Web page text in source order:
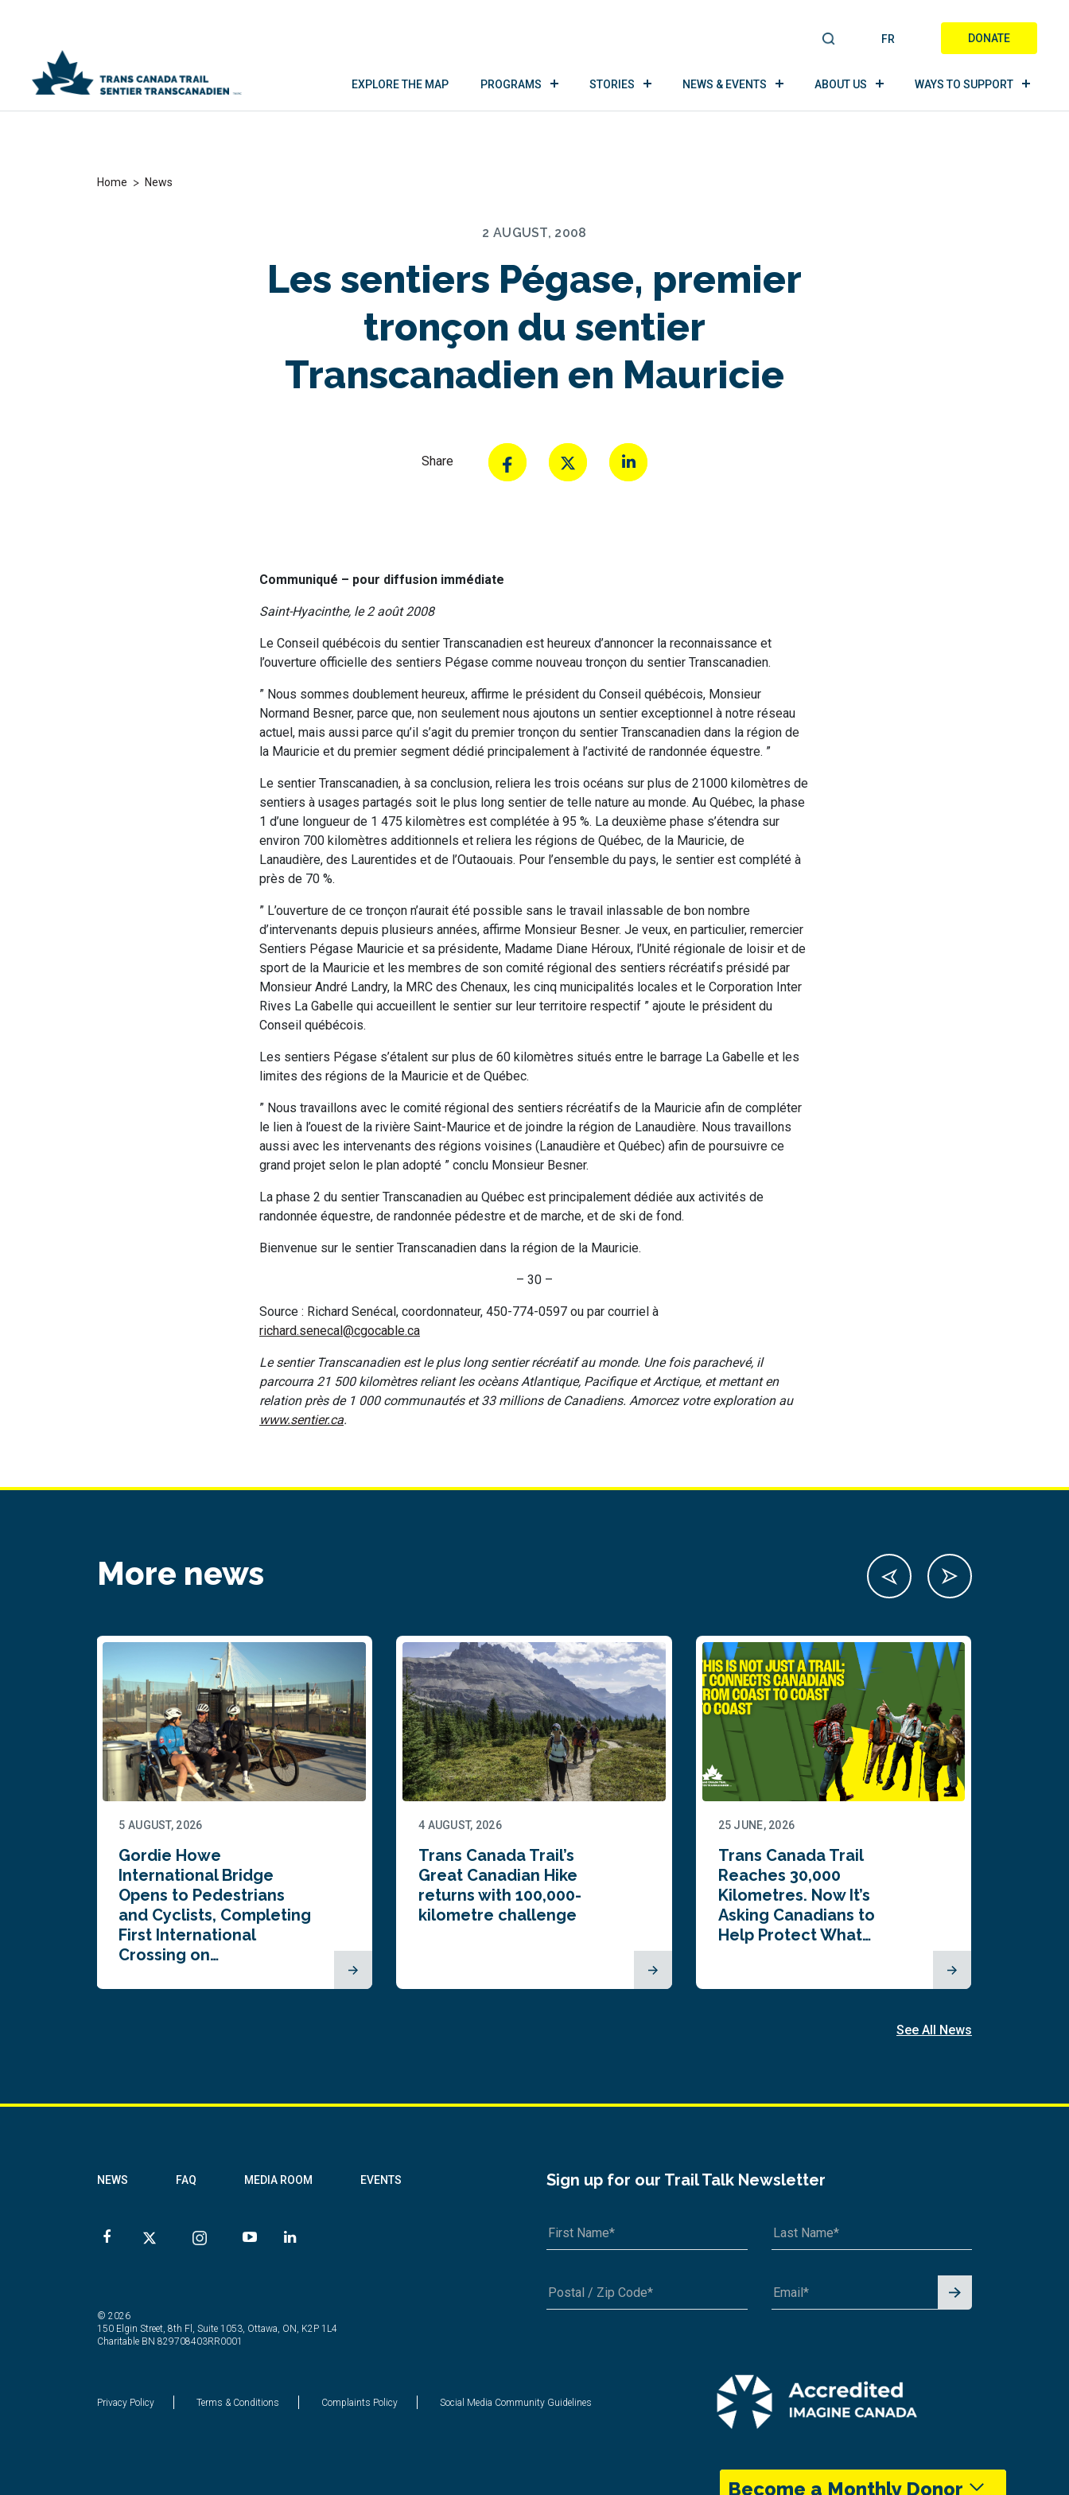
S
A
FR DONATE
EXPLORE THE MAP PROGRAMS STORIES NEWS & EVENTS ABOUT US WAYS TO SUPPORT
Home > News
2 AUGUST, 2008
Les sentiers Pégase, premier
tronçon du sentier
Transcanadien en Mauricie
Share
Communiqué – pour diffusion immédiate
Saint-Hyacinthe, le 2 août 2008
Le Conseil québécois du sentier Transcanadien est heureux d’annoncer la reconnaissance et
l’ouverture officielle des sentiers Pégase comme nouveau tronçon du sentier Transcanadien.
” Nous sommes doublement heureux, affirme le président du Conseil québécois, Monsieur
Normand Besner, parce que, non seulement nous ajoutons un sentier exceptionnel à notre réseau
actuel, mais aussi parce qu’il s’agit du premier tronçon du sentier Transcanadien dans la région de
la Mauricie et du premier segment dédié principalement à l’activité de randonnée équestre. ”
Le sentier Transcanadien, à sa conclusion, reliera les trois océans sur plus de 21000 kilomètres de
sentiers à usages partagés soit le plus long sentier de telle nature au monde. Au Québec, la phase
1 d’une longueur de 1 475 kilomètres est complétée à 95 %. La deuxième phase s’étendra sur
environ 700 kilomètres additionnels et reliera les régions de Québec, de la Mauricie, de
Lanaudière, des Laurentides et de l’Outaouais. Pour l’ensemble du pays, le sentier est complété à
près de 70 %.
” L’ouverture de ce tronçon n’aurait été possible sans le travail inlassable de bon nombre
d’intervenants depuis plusieurs années, affirme Monsieur Besner. Je veux, en particulier, remercier
Sentiers Pégase Mauricie et sa présidente, Madame Diane Héroux, l’Unité régionale de loisir et de
sport de la Mauricie et les membres de son comité régional des sentiers récréatifs présidé par
Monsieur André Landry, la MRC des Chenaux, les cinq municipalités locales et le Corporation Inter
Rives La Gabelle qui accueillent le sentier sur leur territoire respectif ” ajoute le président du
Conseil québécois.
Les sentiers Pégase s’étalent sur plus de 60 kilomètres situés entre le barrage La Gabelle et les
limites des régions de la Mauricie et de Québec.
” Nous travaillons avec le comité régional des sentiers récréatifs de la Mauricie afin de compléter
le lien à l’ouest de la rivière Saint-Maurice et de joindre la région de Lanaudière. Nous travaillons
aussi avec les intervenants des régions voisines (Lanaudière et Québec) afin de poursuivre ce
grand projet selon le plan adopté ” conclu Monsieur Besner.
La phase 2 du sentier Transcanadien au Québec est principalement dédiée aux activités de
randonnée équestre, de randonnée pédestre et de marche, et de ski de fond.
Bienvenue sur le sentier Transcanadien dans la région de la Mauricie.
– 30 –
Source : Richard Senécal, coordonnateur, 450-774-0597 ou par courriel à
richard.senecal@cgocable.ca
Le sentier Transcanadien est le plus long sentier récréatif au monde. Une fois parachevé, il
parcourra 21 500 kilomètres reliant les ocèans Atlantique, Pacifique et Arctique, et mettant en
relation près de 1 000 communautés et 33 millions de Canadiens. Amorcez votre exploration au
www.sentier.ca.
More news
5 AUGUST, 2026
Gordie Howe
International Bridge
Opens to Pedestrians
and Cyclists, Completing
First International
Crossing on…
4 AUGUST, 2026
Trans Canada Trail’s
Great Canadian Hike
returns with 100,000-
kilometre challenge
25 JUNE, 2026
Trans Canada Trail
Reaches 30,000
Kilometres. Now It’s
Asking Canadians to
Help Protect What…
See All News
Become a Monthly Donor
NEWS FAQ MEDIA ROOM EVENTS Sign up for our Trail Talk Newsletter
Signu
© 2026
150 Elgin Street, 8th Fl, Suite 1053, Ottawa, ON, K2P 1L4
Charitable BN 829708403RR0001
Privacy Policy Terms & Conditions Complaints Policy Social Media Community Guidelines